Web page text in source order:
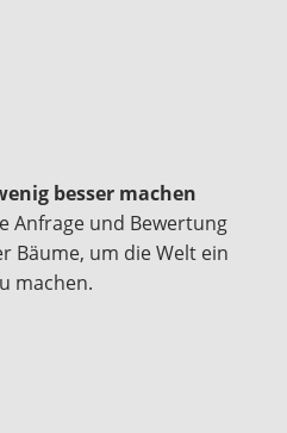
besser machen
Anfrage und Bewertung
Bäume, um die Welt ein
machen.